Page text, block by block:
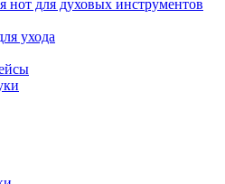
нот для духовых инструментов
ухода